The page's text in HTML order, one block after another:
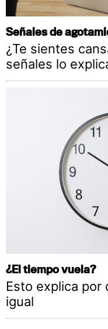
Señales de
¿Te sientes
señales lo
¿El tiempo vuela?
Esto explica por
igual